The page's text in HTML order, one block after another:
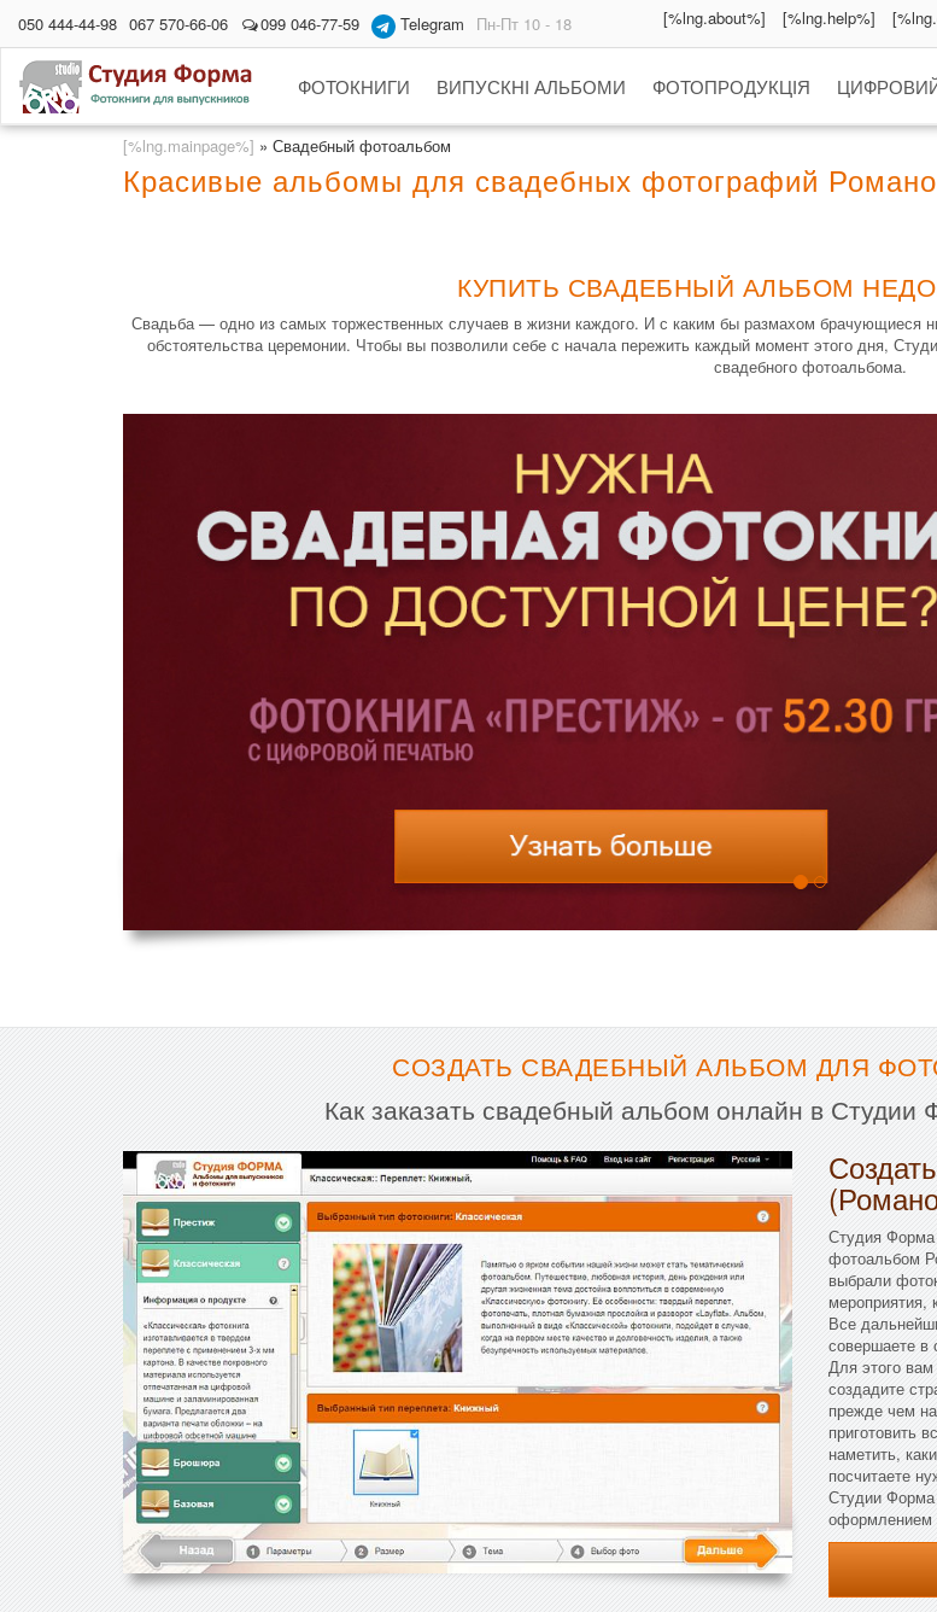
050 444-44-98 067 570-66-06 099 046-77-59 Telegram Пн-Пт 10 - 18 [%lng.about%] [%lng.help%]
ФОТОКНИГИ ВИПУСКНІ АЛЬБОМИ ФОТОПРОДУКЦІЯ
[%lng.mainpage%] » Свадебный фотоальбом
Красивые альбомы для свадебных фотографий
КУПИТЬ СВАДЕБНЫЙ АЛЬБОМ
Свадьба — одно из самых торжественных случаев в жизни каждого. И с каким бы размахом брачующиеся
обстоятельства церемонии. Чтобы вы позволили себе с начала пережить каждый момент этого дня,
свадебного фотоальбома.
СОЗДАТЬ СВАДЕБНЫЙ АЛЬБОМ ДЛЯ
Как заказать свадебный альбом онлайн в Студии
Студия Форма
фотоальбом
выбрали
мероприятия,
Все
совершаете в
Для этого
создадите
прежде чем
приготовить
наметить,
посчитаете
Студии Форма
оформлением